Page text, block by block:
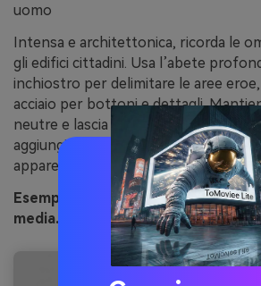
uomo
Intensa e architettonica, ricorda le
gli edifici cittadini. Usa l’abete
inchiostro per delimitare le aree
acciaio per bottoni e dettagli.
neutre e lascia che la tipografia si
aggiungi generosi spazi vuoti così lo
appare premium e non pesante.
Esempio di immagine abete
media.io